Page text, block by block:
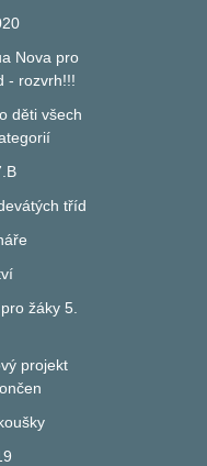
Nova pro
- rozvrh!!!
děti všech
tříd
žáky 5.
projekt